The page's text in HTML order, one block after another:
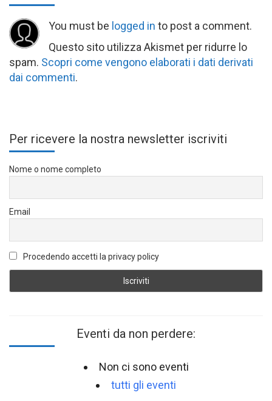
You must be logged in to post a comment.
Questo sito utilizza Akismet per ridurre lo
spam. Scopri come vengono elaborati i dati derivati
dai commenti.
Per ricevere la nostra newsletter iscriviti
Nome o nome completo
Email
Procedendo accetti la privacy policy
Eventi da non perdere:
Non ci sono eventi
tutti gli eventi